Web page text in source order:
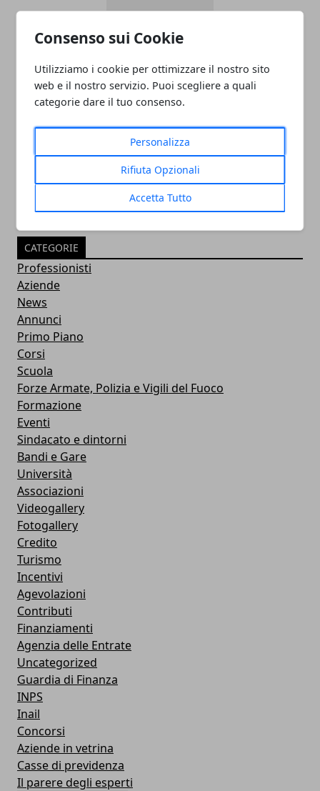
Consenso sui Cookie
Utilizziamo i cookie per ottimizzare il nostro sito
web e il nostro servizio. Puoi scegliere a quali
categorie dare il tuo consenso.
Personalizza
Rifiuta Opzionali
Accetta Tutto
PULITORE COORDINATORE
CATEGORIE
Professionisti
Aziende
News
Annunci
Primo Piano
Corsi
Scuola
Forze Armate, Polizia e Vigili del Fuoco
Formazione
Eventi
Sindacato e dintorni
Bandi e Gare
Università
Associazioni
Videogallery
Fotogallery
Credito
Turismo
Incentivi
Agevolazioni
Contributi
Finanziamenti
Agenzia delle Entrate
Uncategorized
Guardia di Finanza
INPS
Inail
Concorsi
Aziende in vetrina
Casse di previdenza
Il parere degli esperti